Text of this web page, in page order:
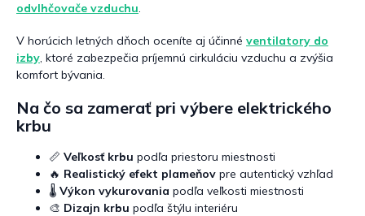
odvlhčovače vzduchu.
V horúcich letných dňoch oceníte aj účinné ventilatory do
izby, ktoré zabezpečia príjemnú cirkuláciu vzduchu a zvýšia
komfort bývania.
Na čo sa zamerať pri výbere elektrického
krbu
📏 Veľkosť krbu podľa priestoru miestnosti
🔥 Realistický efekt plameňov pre autentický vzhľad
🌡️ Výkon vykurovania podľa veľkosti miestnosti
🎨 Dizajn krbu podľa štýlu interiéru